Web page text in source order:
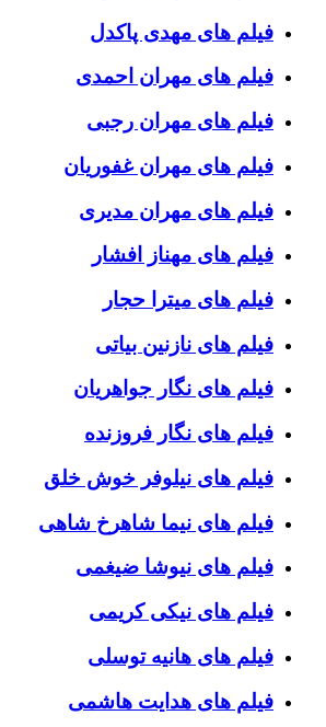
فیلم های مهدی پاکدل
فیلم های مهران احمدی
فیلم های مهران رجبی
فیلم های مهران غفوریان
فیلم های مهران مدیری
فیلم های مهناز افشار
فیلم های میترا حجار
فیلم های نازنین بیاتی
فیلم های نگار جواهریان
فیلم های نگار فروزنده
فیلم های نیلوفر خوش خلق
فیلم های نیما شاهرخ شاهی
فیلم های نیوشا ضیغمی
فیلم های نیکی کریمی
فیلم های هانیه توسلی
فیلم های هدایت هاشمی